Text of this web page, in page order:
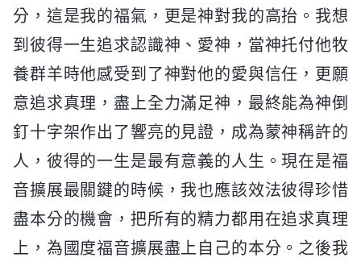
分，這是我的福氣，更是神對我的高抬。我想
到彼得一生追求認識神、愛神，當神托付他牧
養群羊時他感受到了神對他的愛與信任，更願
意追求真理，盡上全力滿足神，最終能為神倒
釘十字架作出了響亮的見證，成為蒙神稱許的
人，彼得的一生是最有意義的人生。現在是福
音擴展最關鍵的時候，我也應該效法彼得珍惜
盡本分的機會，把所有的精力都用在追求真理
上，為國度福音擴展盡上自己的本分。之後我